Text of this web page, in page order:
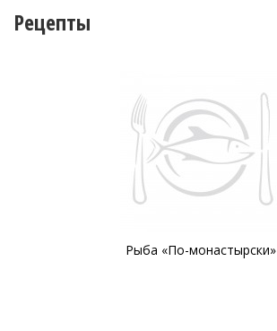
Рецепты
Рыба «По-монастырски»